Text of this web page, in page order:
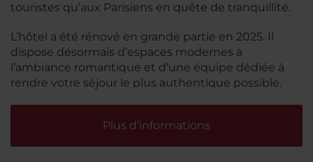
touristes qu’aux Parisiens en quête de tranquillité.
L’hôtel a été rénové en grande partie en 2025. Il
dispose désormais d’espaces modernes à
l’ambiance romantique et d’une équipe dédiée à
rendre votre séjour le plus authentique possible.
Plus d’informations